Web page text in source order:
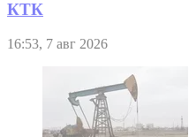
КТК
16:53, 7 авг 2026